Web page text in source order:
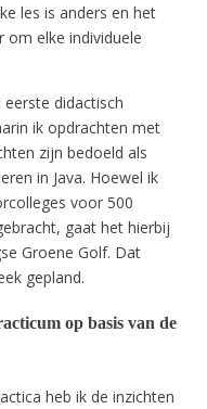
les is anders en het
om elke individuele
didactisch
ik opdrachten met
zijn bedoeld als
in Java. Hoewel ik
voor 500
gaat het hierbij
Groene Golf. Dat
gepland.
op basis van de
heb ik de inzichten